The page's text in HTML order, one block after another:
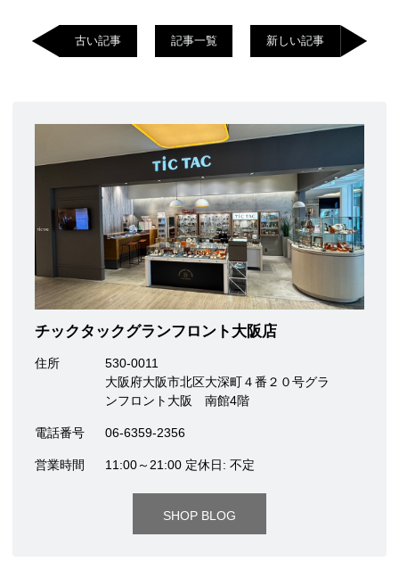
古い記事 記事一覧 新しい記事
チックタックグランフロント大阪店
住所
530-0011
大阪府大阪市北区大深町４番２０号グラ
ンフロント大阪 南館4階
電話番号 06-6359-2356
営業時間 11:00～21:00 定休日: 不定
SHOP BLOG